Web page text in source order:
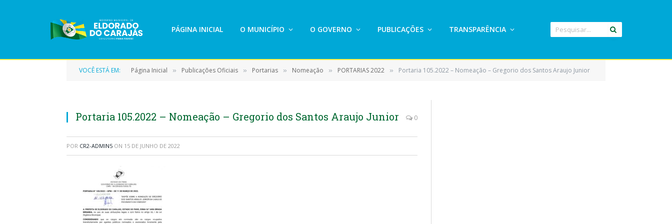
PÁGINA INICIAL O MUNICÍPIO O GOVERNO PUBLICAÇÕES TRANSPARÊNCIA
VOCÊ ESTÁ EM: Página Inicial » Publicações Oficiais » Portarias » Nomeação » PORTARIAS 2022 » Portaria 105.2022 – Nomeação – Gregorio dos Santos Araujo Junior
Portaria 105.2022 – Nomeação – Gregorio dos Santos Araujo Junior 0
POR CR2-ADMIN5 ON 15 DE JUNHO DE 2022